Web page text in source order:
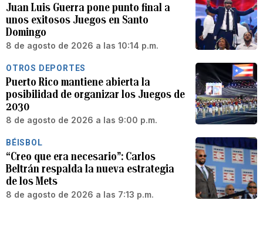
Juan Luis Guerra pone punto final a
unos exitosos Juegos en Santo
Domingo
8 de agosto de 2026 a las 10:14 p.m.
OTROS DEPORTES
Puerto Rico mantiene abierta la
posibilidad de organizar los Juegos de
2030
8 de agosto de 2026 a las 9:00 p.m.
BÉISBOL
“Creo que era necesario”: Carlos
Beltrán respalda la nueva estrategia
de los Mets
8 de agosto de 2026 a las 7:13 p.m.